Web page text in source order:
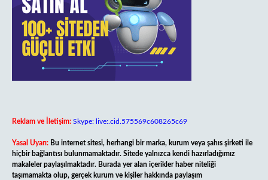
Reklam ve İletişim: Skype: live:.cid.575569c608265c69
Yasal Uyarı: Bu internet sitesi, herhangi bir marka, kurum veya şahıs şirketi ile
hiçbir bağlantısı bulunmamaktadır. Sitede yalnızca kendi hazırladığımız
makaleler paylaşılmaktadır. Burada yer alan içerikler haber niteliği
taşımamakta olup, gerçek kurum ve kişiler hakkında paylaşım